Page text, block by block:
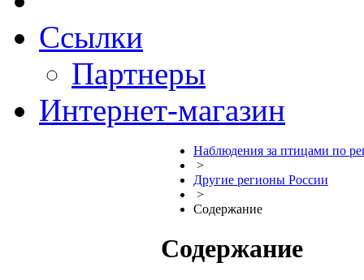
Ссылки
Партнеры
Интернет-магазин
Наблюдения за птицами по
>
Другие регионы России
>
Содержание
Содержание